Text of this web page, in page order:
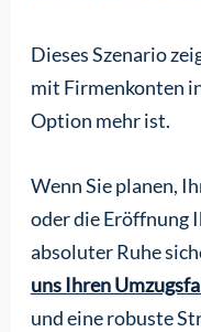
Dieses Szenario
mit Firmenkonten
Option mehr ist.
Wenn Sie planen,
oder die Eröffnung
absoluter Ruhe
uns Ihren
und eine robuste